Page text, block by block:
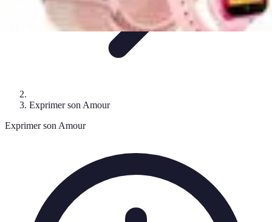
Exprimer son Amour
Exprimer son Amour